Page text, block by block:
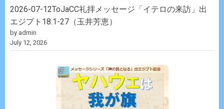
2026-07-12ToJaCC礼拝メッセージ「イテロの来訪」出
エジプト18:1-27（玉井芳恵）
by admin
July 12, 2026